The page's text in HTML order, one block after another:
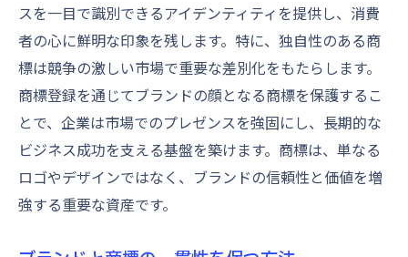
スを一目で識別できるアイデンティティを提供し、消費
者の心に鮮明な印象を残します。特に、独自性のある商
標は競争の激しい市場で重要な差別化をもたらします。
商標登録を通じてブランドの顔となる商標を保護するこ
とで、企業は市場でのプレゼンスを強固にし、長期的な
ビジネス成功を支える基盤を築けます。商標は、単なる
ロゴやデザインではなく、ブランドの信頼性と価値を増
強する重要な資産です。